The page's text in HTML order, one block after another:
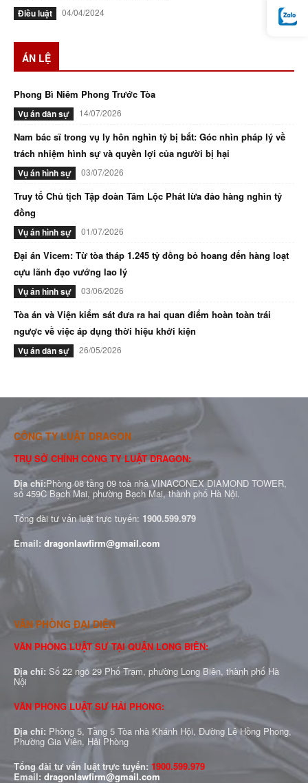
Điều luật 04/04/2024
ÁN LỆ
Phong Bì Niêm Phong Trước Tòa
Vụ án dân sự 14/07/2026
Nam bác sĩ trong vụ ly hôn nghìn tỷ bị bắt: Góc nhìn pháp lý về
trách nhiệm hình sự và quyền lợi của người bị hại
Vụ án hình sự 03/07/2026
Truy tố Chủ tịch Tập đoàn Tâm Lộc Phát lừa đảo hàng nghìn tỷ
đồng
Vụ án hình sự 01/07/2026
Đại án Vicem: Từ tòa tháp 1.245 tỷ đồng bỏ hoang đến hàng loạt
cựu lãnh đạo vướng lao lý
Vụ án hình sự 03/06/2026
Tòa án và Viện kiểm sát đưa ra hai quan điểm hoàn toàn trái
ngược về việc áp dụng thời hiệu khởi kiện
Vụ án dân sự 26/05/2026
CÔNG TY LUẬT DRAGON
TRỤ SỞ CHÍNH CÔNG TY LUẬT DRAGON:
Địa chỉ:Phòng 08 tầng 09 toà nhà VINACONEX DIAMOND TOWER,
số 459C Bạch Mai, phường Bạch Mai, thành phố Hà Nội.
Tổng đài tư vấn luật trực tuyến: 1900.599.979
Email: dragonlawfirm@gmail.com
VĂN PHÒNG ĐẠI DIỆN
VĂN PHÒNG LUẬT SƯ TẠI QUẬN LONG BIÊN:
Địa chỉ: Số 22 ngõ 29 Phố Trạm, phường Long Biên, thành phố Hà
Nội
VĂN PHÒNG LUẬT SƯ HẢI PHÒNG:
Địa chỉ: Phòng 5, Tầng 5 Tòa nhà Khánh Hội, Đường Lê Hồng Phong,
Phường Gia Viên, Hải Phòng
Tổng đài tư vấn luật trực tuyến: 1900.599.979
Email: dragonlawfirm@gmail.com